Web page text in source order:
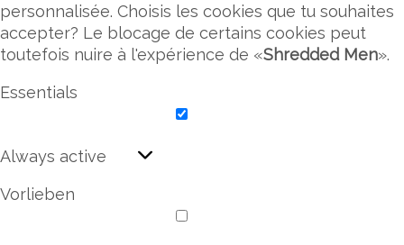
personnalisée. Choisis les cookies que tu souhaites
accepter? Le blocage de certains cookies peut
toutefois nuire à l'expérience de «Shredded Men».
Essentials
Always active
Vorlieben